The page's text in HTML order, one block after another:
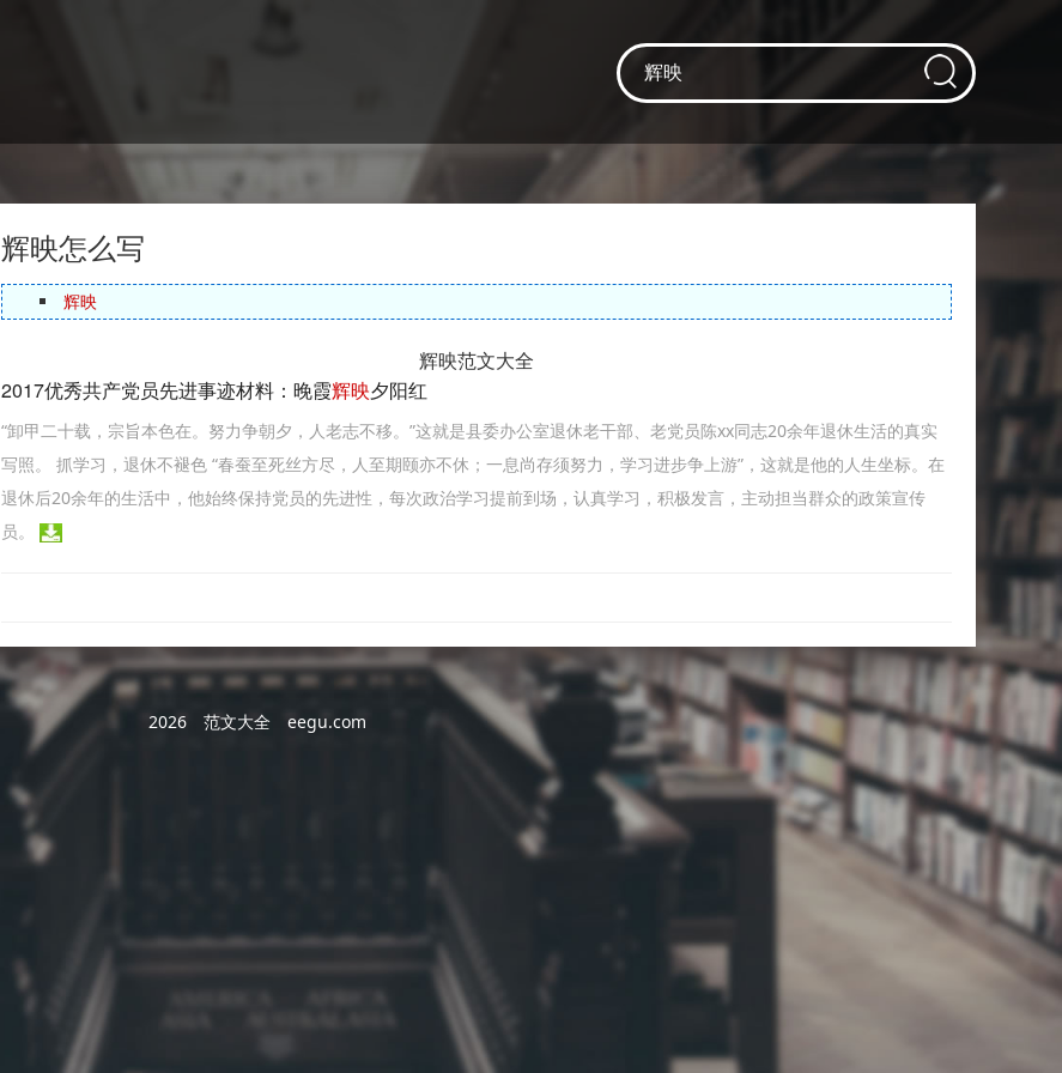
辉映怎么写
辉映
辉映范文大全
2017优秀共产党员先进事迹材料：晚霞辉映夕阳红
“卸甲二十载，宗旨本色在。努力争朝夕，人老志不移。”这就是县委办公室退休老干部、老党员陈xx同志20余年退休生活的真实
写照。 抓学习，退休不褪色 “春蚕至死丝方尽，人至期颐亦不休；一息尚存须努力，学习进步争上游”，这就是他的人生坐标。在
退休后20余年的生活中，他始终保持党员的先进性，每次政治学习提前到场，认真学习，积极发言，主动担当群众的政策宣传
员。
2026 范文大全 eegu.com